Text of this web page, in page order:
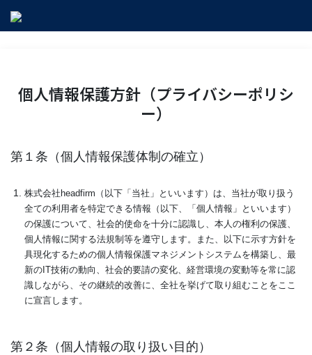
個人情報保護方針（プライバシーポリシ
ー）
第１条（個人情報保護体制の確立）
株式会社headfirm（以下「当社」といいます）は、当社が取り扱う
全ての利用者を特定できる情報（以下、「個人情報」といいます）
の保護について、社会的使命を十分に認識し、本人の権利の保護、
個人情報に関する法規制等を遵守します。また、以下に示す方針を
具現化するための個人情報保護マネジメントシステムを構築し、最
新のIT技術の動向、社会的要請の変化、経営環境の変動等を常に認
識しながら、その継続的改善に、全社を挙げて取り組むことをここ
に宣言します。
第２条（個人情報の取り扱い目的）